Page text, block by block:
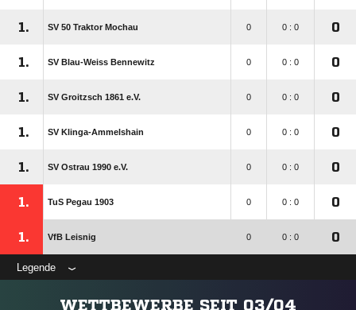
1. SV 50 Traktor Mochau 0 0 : 0 0
1. SV Blau-Weiss Bennewitz 0 0 : 0 0
1. SV Groitzsch 1861 e.V. 0 0 : 0 0
1. SV Klinga-Ammelshain 0 0 : 0 0
1. SV Ostrau 1990 e.V. 0 0 : 0 0
1. TuS Pegau 1903 0 0 : 0 0
1. VfB Leisnig 0 0 : 0 0
Legende
WETTBEWERBE SEIT 03/04